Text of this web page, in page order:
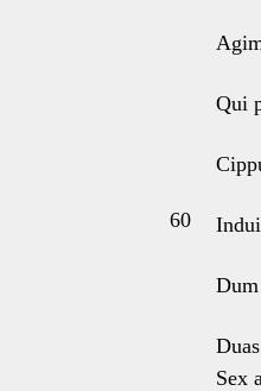
Qui
60
Sex